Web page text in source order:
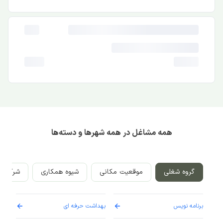
همه مشاغل در همه شهرها و دسته‌ها
گروه شغلی موقعیت مکانی شیوه همکاری
برنامه نویس بهداشت حرفه ای